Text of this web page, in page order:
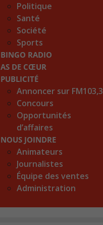
Politique
Santé
Société
Sports
BINGO RADIO
AS DE CŒUR
PUBLICITÉ
Annoncer sur FM103,3
Concours
Opportunités
d’affaires
NOUS JOINDRE
Animateurs
Journalistes
Équipe des ventes
Administration